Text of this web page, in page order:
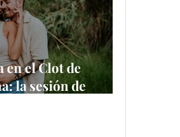
en el Clot de
la sesión de